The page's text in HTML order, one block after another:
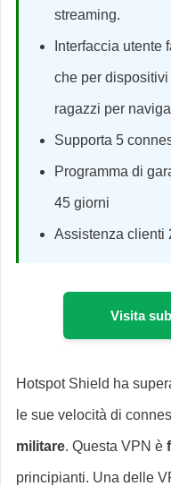
streaming.
Interfaccia utente
che per
ragazzi per
Supporta 5
Programma di
45 giorni
Assistenza clienti
Visita
Hotspot Shield ha
le sue velocità di
militare. Questa VPN è
principianti. Una delle